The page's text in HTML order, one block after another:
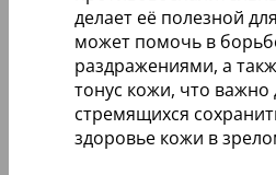
делает её полезной
может помочь в
раздражениями, а
тонус кожи, что
стремящихся
здоровье кожи в